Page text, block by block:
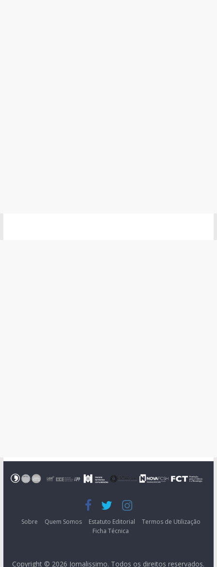
Sobre Quem Somos Estatuto Editorial
Termos de Utilização
Ficha Técnica
Copyright © 2026 Jornalissimo. Todos os direitos reservados.